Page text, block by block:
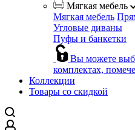
Мягкая мебель
Мягкая мебель
Угловые диваны
Пуфы и банкетки
Вы можете
комплектах,
Коллекции
Товары со скидкой